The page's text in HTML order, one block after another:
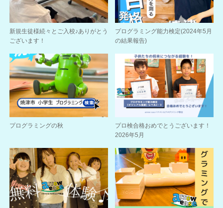
新規生徒様続々とご入校♪ありがとう
ございます！
プログラミング能力検定(2024年5月
の結果報告)
プログラミングの秋
プロ検合格おめでとうございます！
2026年5月